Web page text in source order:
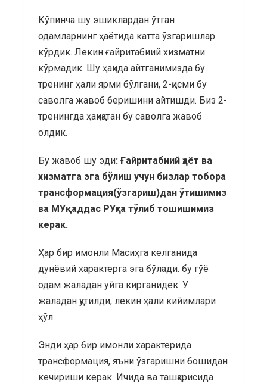
Кўпинча шу эшиклардан ўтган
одамларнинг ҳаётида катта ўзгаришлар
кўрдик. Лекин ғайритабиий хизматни
кўрмадик. Шу ҳақида айтганимизда бу
тренинг ҳали ярми бўлгани, 2-қисми бу
саволга жавоб беришини айтишди. Биз 2-
тренингда ҳақиқатан бу саволга жавоб
олдик.
Бу жавоб шу эди: Ғайритабиий ҳаёт ва
хизматга эга бўлиш учун бизлар тобора
трансформация(ўзгариш)дан ўтишимиз
ва МУқаддас РУҳга тўлиб тошишимиз
керак.
Ҳар бир имонли Масиҳга келганида
дунёвий характерга эга бўлади. бу гўё
одам жаладан уйга кирганидек. У
жаладан қутилди, лекин ҳали кийимлари
ҳўл.
Энди ҳар бир имонли характерида
трансформация, яъни ўзгаришни бошидан
кечириши керак. Ичида ва ташқарисида